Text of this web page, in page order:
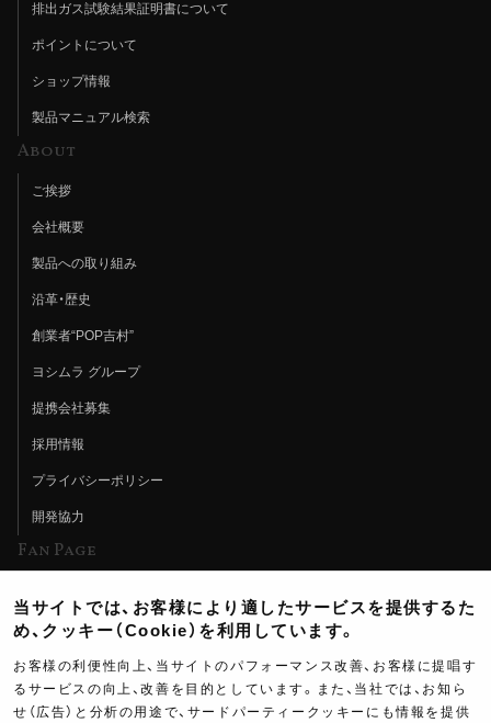
排出ガス試験結果証明書について
ポイントについて
ショップ情報
製品マニュアル検索
About
ご挨拶
会社概要
製品への取り組み
沿革・歴史
創業者“POP吉村”
ヨシムラ グループ
提携会社募集
採用情報
プライバシーポリシー
開発協力
Fan Page
ヨシムラTV
イベント情報
イベントスケジュール
当サイトでは、お客様により適したサービスを提供するた
め、クッキー（Cookie）を利用しています。
お客様の利便性向上、当サイトのパフォーマンス改善、お客様に提唱す
るサービスの向上、改善を目的としています。また、当社では、お知ら
せ（広告）と分析の用途で、サードパーティークッキーにも情報を提供